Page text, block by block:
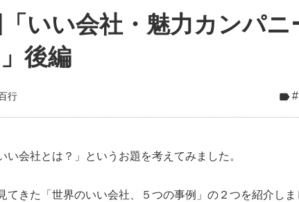
金
定
2026.08.7
第153回「内需企業があっとい
う間にグローバル成長企業に」
FOOD & LIFE COMPANIES
朝礼・会議での「社長の３分
日号）
ビジネス・クリニック(240)
「人を大切にしながら利益を上げる経営」の極意
M&A入門(3)
儲かる通販”戦略視点(151)
百行(85)
ロングセラーの玉手箱(9)
大復活＆快進撃！ユニバーサルスタジオジャパンの成功要因と
中国経済の最新動向(204)
事業承継の前に、決めておきたい、知っておき
ピョートル・F・グジバチの『経営戦略
楠木建の「経営知になる考え方」(57)
次もあなたにお願いしたいと思われる
社長の右腕をつくる 人と組織を動かす
北村森の「今月のヒット商
会社を守り抜
強い決算書の
決算書の“見え
銀行交渉はこ
職場
賃金
顧客
いい会社・魅力カンパニ
後編
行 #
い会社とは？」というお題を考えてみました。
てきた「世界のいい会社、５つの事例」の２つを紹介しま